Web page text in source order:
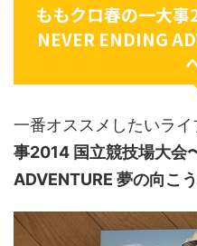
ももクロ春の一大
NEVER ENDING
一番オススメしたいライ
事2014 国立競技場大会
ADVENTURE 夢の向こ